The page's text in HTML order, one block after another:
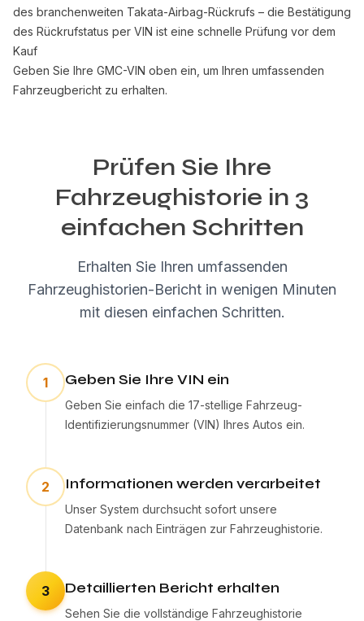
des branchenweiten Takata-Airbag-Rückrufs – die Bestätigung
des Rückrufstatus per VIN ist eine schnelle Prüfung vor dem
Kauf
Geben Sie Ihre GMC-VIN oben ein, um Ihren umfassenden
Fahrzeugbericht zu erhalten.
Prüfen Sie Ihre
Fahrzeughistorie in 3
einfachen Schritten
Erhalten Sie Ihren umfassenden
Fahrzeughistorien-Bericht in wenigen Minuten
mit diesen einfachen Schritten.
1 Geben Sie Ihre VIN ein
Geben Sie einfach die 17-stellige Fahrzeug-
Identifizierungsnummer (VIN) Ihres Autos ein.
2 Informationen werden verarbeitet
Unser System durchsucht sofort unsere
Datenbank nach Einträgen zur Fahrzeughistorie.
3 Detaillierten Bericht erhalten
Sehen Sie die vollständige Fahrzeughistorie